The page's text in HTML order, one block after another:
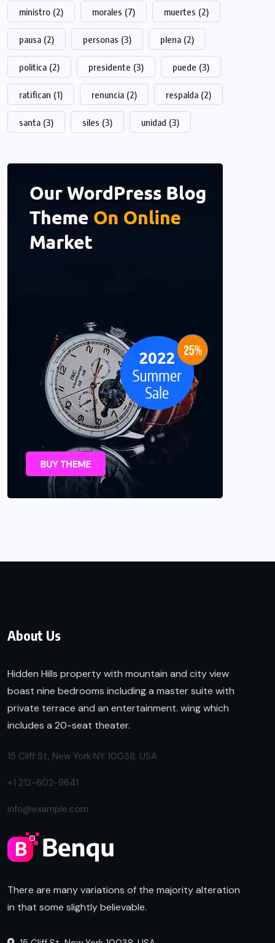
ministro (2) morales (7) muertes (2)
pausa (2) personas (3) plena (2)
politica (2) presidente (3) puede (3)
ratifican (1) renuncia (2) respalda (2)
santa (3) siles (3) unidad (3)
About Us
Hidden Hills property with mountain and city view
boast nine bedrooms including a master suite with
private terrace and an entertainment. wing which
includes a 20-seat theater.
15 Cliff St, New York NY 10038, USA
+1 212-602-9641
info@example.com
There are many variations of the majority alteration
in that some slightly believable.